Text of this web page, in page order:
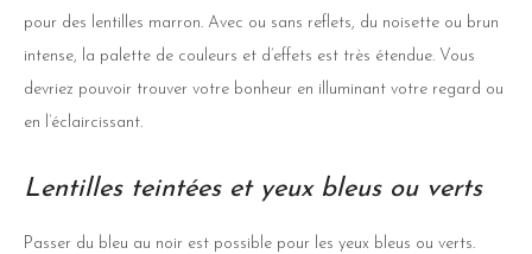
pour des lentilles marron. Avec ou sans reflets, du noisette ou brun
intense, la palette de couleurs et d’effets est très étendue. Vous
devriez pouvoir trouver votre bonheur en illuminant votre regard ou
en l’éclaircissant.
Lentilles teintées et yeux bleus ou verts
Passer du bleu au noir est possible pour les yeux bleus ou verts.